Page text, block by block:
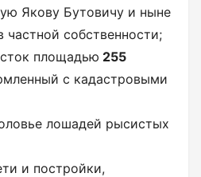
Якову Бутовичу и ныне
собственности;
площадью 255
с кадастровыми
лошадей рысистых
и постройки,